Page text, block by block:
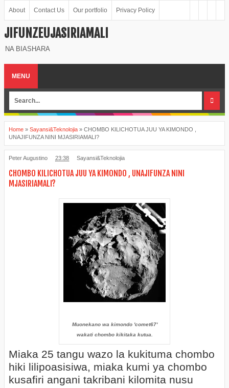
About Contact Us Our portfolio Privacy Policy
JIFUNZEUJASIRIAMALI
NA BIASHARA
MENU
Home » Sayansi&Teknolojia » CHOMBO KILICHOTUA JUU YA KIMONDO ,
UNAJIFUNZA NINI MJASIRIAMALI?
Peter Augustino 23:38 Sayansi&Teknolojia
CHOMBO KILICHOTUA JUU YA KIMONDO , UNAJIFUNZA NINI
MJASIRIAMALI?
Muonekano wa kimondo 'comet67'
wakati chombo kikitaka kutua.
Miaka 25 tangu wazo la kukituma chombo
hiki lilipoasisiwa, miaka kumi ya chombo
kusafiri angani takribani kilomita nusu